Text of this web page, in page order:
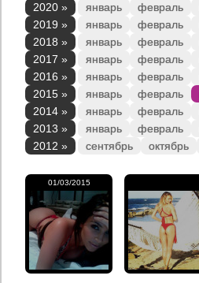
2020 »
январь февраль
2019 »
январь февраль
2018 »
январь февраль
2017 »
январь февраль
2016 »
январь февраль
2015 »
январь февраль
2014 »
январь февраль
2013 »
январь февраль
2012 »
сентябрь октябрь
01/03/2015